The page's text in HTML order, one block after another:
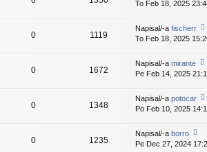
e
k
d
nji
is
p
e
e
To Feb 18, 2025
0 1119
Napisal/-a fischerr
o
ej
z
d
nji
pr
is
e
To Feb 18, 2025
0 1672
Napisal/-a mirante
o
ej
z
d
pr
Pe Feb 14, 2025
0 1348
Napisal/-a potocar
o
z
Po Feb 10, 2025
0 1235
Napisal/-a borro
o
Pe Dec 27, 2024